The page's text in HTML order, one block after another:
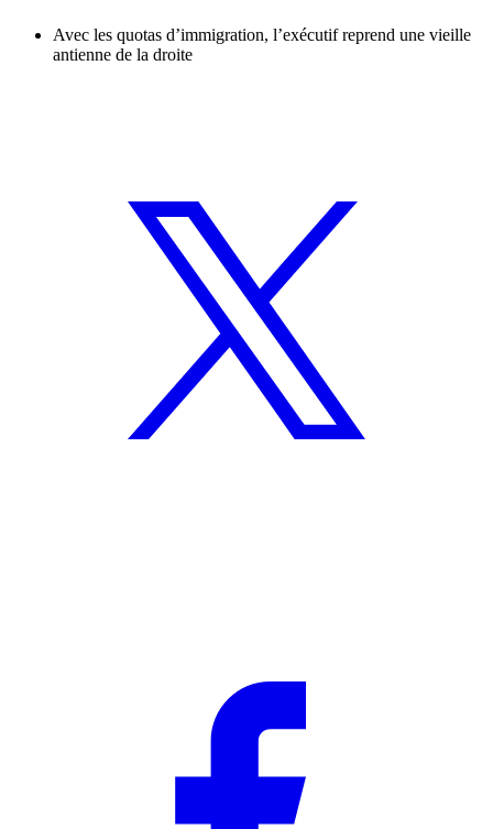
Avec les quotas d’immigration, l’exécutif reprend une vieille
antienne de la droite